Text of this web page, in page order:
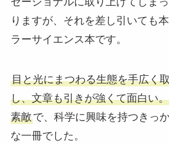
りますが、それを差し引いても
ラーサイエンス本です。
目と光にまつわる生態を手広く
し、文章も引きが強くて面白い
素敵で、科学に興味を持つきっ
な一冊でした。